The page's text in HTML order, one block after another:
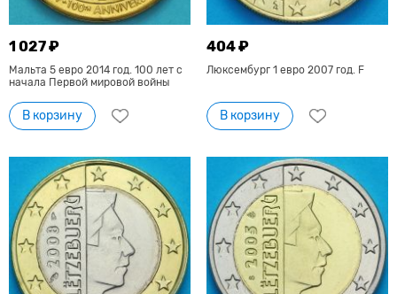
1 027 ₽
Мальта 5 евро 2014 год. 100 лет с
начала Первой мировой войны
В корзину
404 ₽
Люксембург 1 евро 2007 год. F
В корзину